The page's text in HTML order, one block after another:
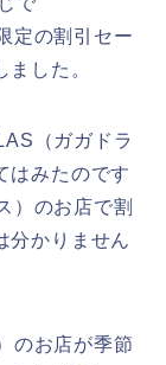
定の割引セー
した。
（ガガドラ
はみたのです
）のお店で割
分かりません
のお店が季節